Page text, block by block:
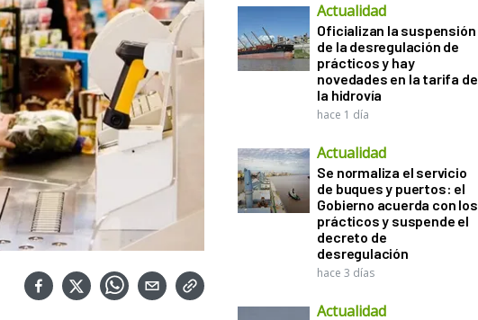
Actualidad
Oficializan la suspensión
de la desregulación de
prácticos y hay
novedades en la tarifa de
la hidrovía
hace 1 día
Actualidad
Se normaliza el servicio
de buques y puertos: el
Gobierno acuerda con los
prácticos y suspende el
decreto de
desregulación
hace 3 días
Actualidad